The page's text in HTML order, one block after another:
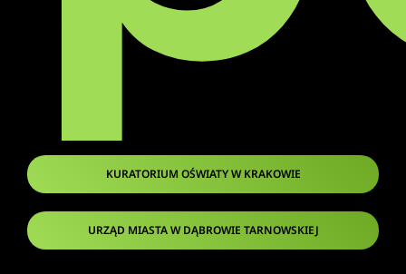
KURATORIUM OŚWIATY W KRAKOWIE
URZĄD MIASTA W DĄBROWIE TARNOWSKIEJ